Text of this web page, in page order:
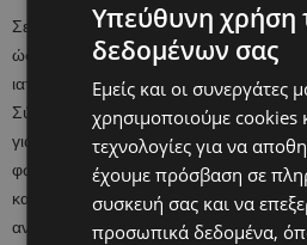
Σε ολόκληρο τον κόσμο, καταβάλλεται
ώστε τα πρόωρα μωρά να έχουν
ιατρική
και οικογενειοκεντρική
Σύνδεσμος «Μωρά Θαύματα», για δέκα
για να κάνει τον κόσμο τους καλύτερο
φωτεινότερο μέλλον για τα πρόωρα
και στη συνέχεια της ζωής τους,
αντιμετωπίζουν θέματα υγείας λόγω
Υπεύθυνη χρήση
δεδομένων σας
Εμείς και οι συνεργάτες
χρησιμοποιούμε cookies
τεχνολογίες για να
έχουμε πρόσβαση σε
συσκευή σας και να
προσωπικά δεδομένα,